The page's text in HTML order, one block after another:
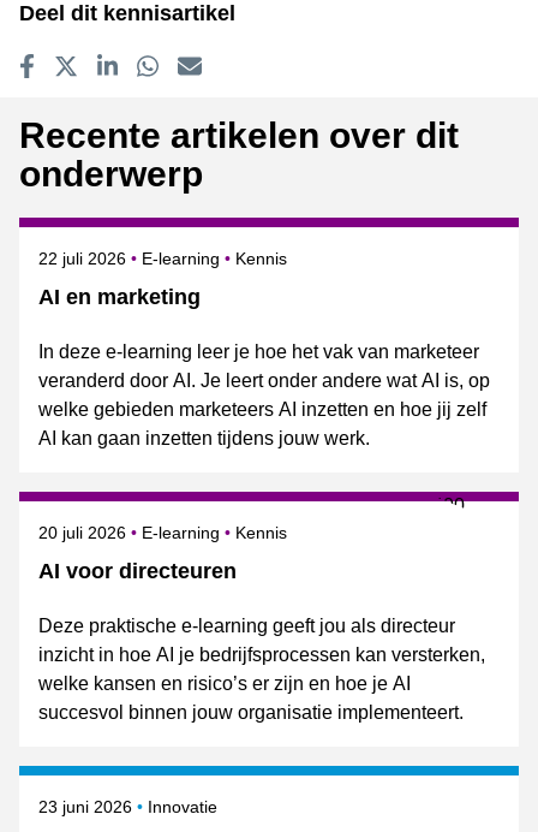
Deel dit kennisartikel
Recente artikelen over dit
onderwerp
AI en marketing
Gepubliceerd op
22 juli 2026 E-learning Onderwerpen
Kennis
In deze e-learning leer je hoe het vak van marketeer
veranderd door AI. Je leert onder andere wat AI is, op
welke gebieden marketeers AI inzetten en hoe jij zelf
AI kan gaan inzetten tijdens jouw werk.
AI voor directeuren
Gepubliceerd op
20 juli 2026 E-learning Onderwerpen
Kennis
Deze praktische e-learning geeft jou als directeur
inzicht in hoe AI je bedrijfsprocessen kan versterken,
welke kansen en risico’s er zijn en hoe je AI
succesvol binnen jouw organisatie implementeert.
Gepubliceerd op
23 juni 2026 Onderwerpen
Innovatie